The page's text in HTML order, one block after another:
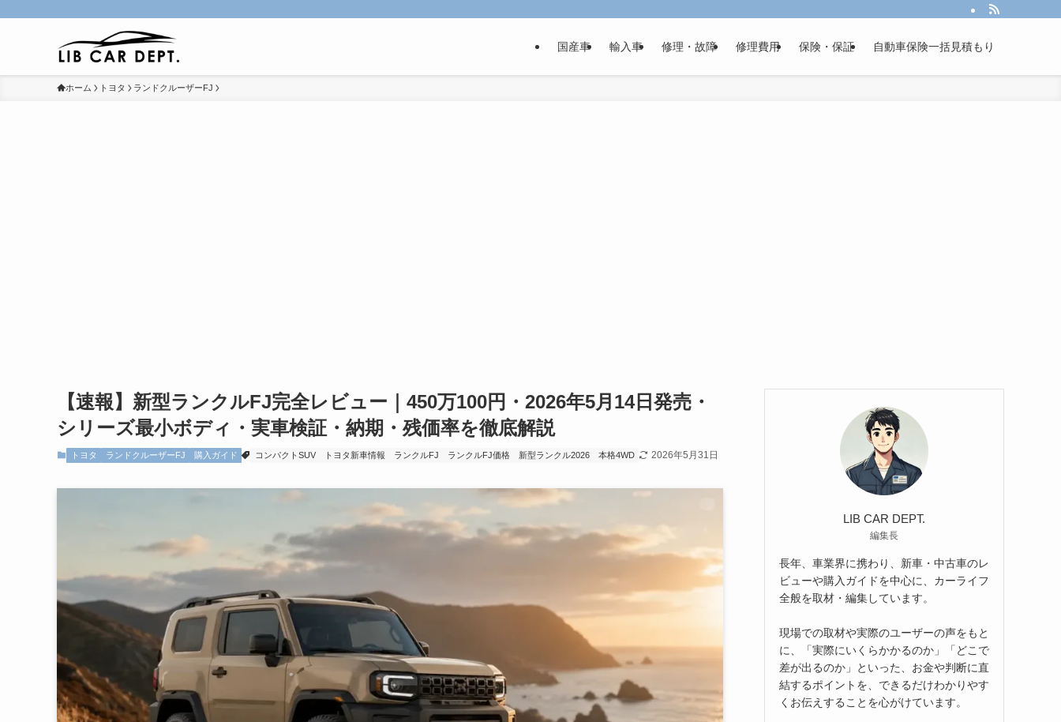
国産車 輸入車 修理・故障 修理費用 保険・保証 自動車保険一括見積もり
ホーム トヨタ ランドクルーザーFJ
【速報】新型ランクルFJ完全レビュー｜450万100円・2026年5月14日発売・
シリーズ最小ボディ・実車検証・納期・残価率を徹底解説
トヨタ ランドクルーザーFJ 購入ガイド コンパクトSUV トヨタ新車情報 ランクルFJ ランクルFJ価格 新型ランクル2026 本格4WD 2026年5月31日
LIB CAR DEPT.
編集長
長年、車業界に携わり、新車・中古車のレ
ビューや購入ガイドを中心に、カーライフ
全般を取材・編集しています。
現場での取材や実際のユーザーの声をもと
に、「実際にいくらかかるのか」「どこで
差が出るのか」といった、お金や判断に直
結するポイントを、できるだけわかりやす
くお伝えすることを心がけています。